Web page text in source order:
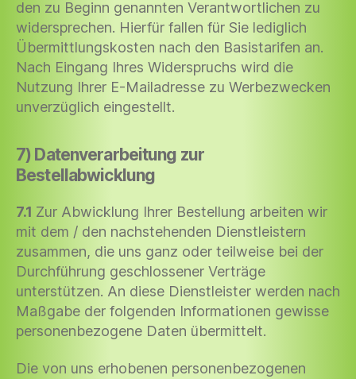
den zu Beginn genannten Verantwortlichen zu
widersprechen. Hierfür fallen für Sie lediglich
Übermittlungskosten nach den Basistarifen an.
Nach Eingang Ihres Widerspruchs wird die
Nutzung Ihrer E-Mailadresse zu Werbezwecken
unverzüglich eingestellt.
7) Datenverarbeitung zur
Bestellabwicklung
7.1 Zur Abwicklung Ihrer Bestellung arbeiten wir
mit dem / den nachstehenden Dienstleistern
zusammen, die uns ganz oder teilweise bei der
Durchführung geschlossener Verträge
unterstützen. An diese Dienstleister werden nach
Maßgabe der folgenden Informationen gewisse
personenbezogene Daten übermittelt.
Die von uns erhobenen personenbezogenen